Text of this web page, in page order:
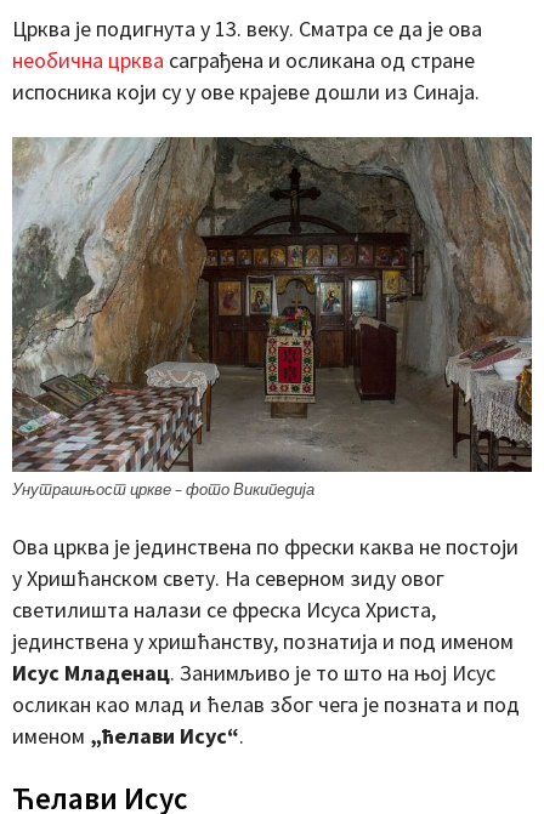
Црква је подигнута у 13. веку. Сматра се да је ова
необична црква саграђена и осликана од стране
испосника који су у ове крајеве дошли из Синаја.
Унутрашњост цркве – фото Википедија
Ова црква је јединствена по фрески каква не постоји
у Хришћанском свету. На северном зиду овог
светилишта налази се фреска Исуса Христа,
јединствена у хришћанству, познатија и под именом
Исус Младенац. Занимљиво је то што на њој Исус
осликан као млад и ћелав због чега је позната и под
именом „ћелави Исус“.
Ћелави Исус